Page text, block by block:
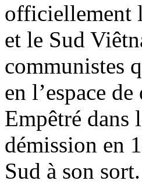
officiellement
et le Sud
communistes
en l’espace
Empêtré dans
démission en
Sud à son